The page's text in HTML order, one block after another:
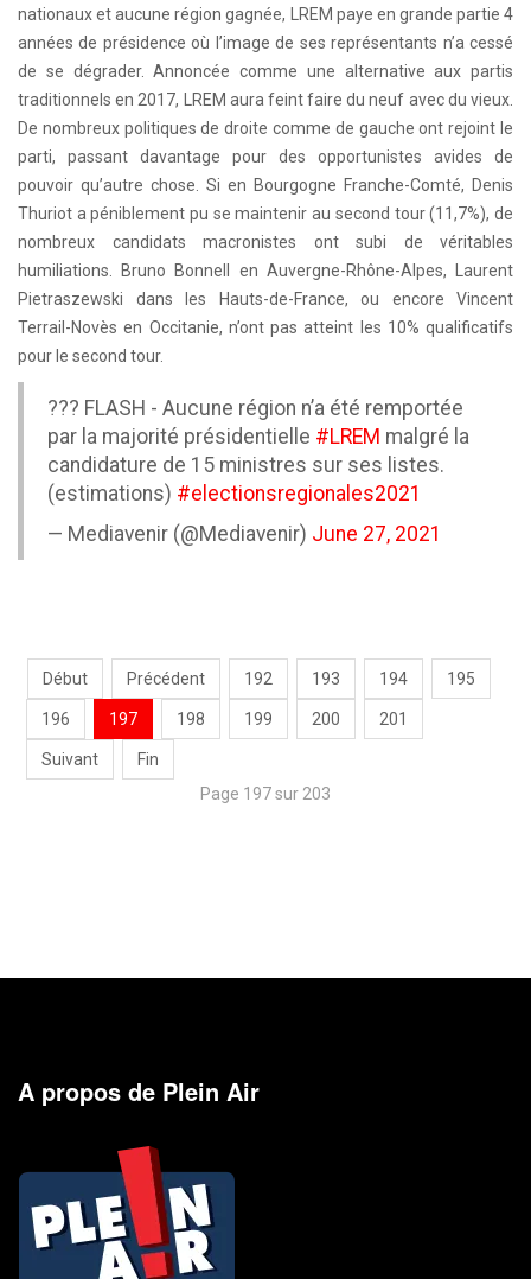
nationaux et aucune région gagnée, LREM paye en grande partie 4
années de présidence où l’image de ses représentants n’a cessé
de se dégrader. Annoncée comme une alternative aux partis
traditionnels en 2017, LREM aura feint faire du neuf avec du vieux.
De nombreux politiques de droite comme de gauche ont rejoint le
parti, passant davantage pour des opportunistes avides de
pouvoir qu’autre chose. Si en Bourgogne Franche-Comté, Denis
Thuriot a péniblement pu se maintenir au second tour (11,7%), de
nombreux candidats macronistes ont subi de véritables
humiliations. Bruno Bonnell en Auvergne-Rhône-Alpes, Laurent
Pietraszewski dans les Hauts-de-France, ou encore Vincent
Terrail-Novès en Occitanie, n’ont pas atteint les 10% qualificatifs
pour le second tour.
??? FLASH - Aucune région n’a été remportée
par la majorité présidentielle #LREM malgré la
candidature de 15 ministres sur ses listes.
(estimations) #electionsregionales2021
— Mediavenir (@Mediavenir) June 27, 2021
Début Précédent 192 193 194 195
196 197 198 199 200 201
Suivant
Fin
Page 197 sur 203
A propos de Plein Air